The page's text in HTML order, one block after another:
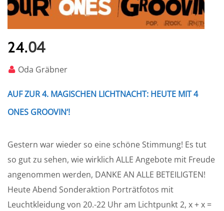
24.04
Oda Gräbner
AUF ZUR 4. MAGISCHEN LICHTNACHT: HEUTE MIT 4
ONES GROOVIN‘!
Gestern war wieder so eine schöne Stimmung! Es tut
so gut zu sehen, wie wirklich ALLE Angebote mit Freude
angenommen werden, DANKE AN ALLE BETEILIGTEN!
Heute Abend Sonderaktion Porträtfotos mit
Leuchtkleidung von 20.-22 Uhr am Lichtpunkt 2, x + x =